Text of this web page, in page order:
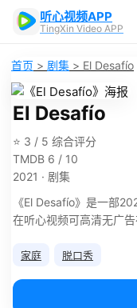
听心视频APP
TingXin Video APP
首页 > 剧集 > El Desafío
El Desafío
⭐ 3 / 5 综合评分
TMDB 6 / 10
2021 · 剧集
《El Desafío》是一部
在听心视频可高清无广告
家庭 脱口秀